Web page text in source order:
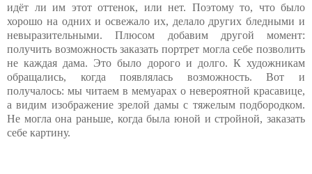
идёт ли им этот оттенок, или нет. Поэтому то, что было
хорошо на одних и освежало их, делало других бледными и
невыразительными. Плюсом добавим другой момент:
получить возможность заказать портрет могла себе позволить
не каждая дама. Это было дорого и долго. К художникам
обращались, когда появлялась возможность. Вот и
получалось: мы читаем в мемуарах о невероятной красавице,
а видим изображение зрелой дамы с тяжелым подбородком.
Не могла она раньше, когда была юной и стройной, заказать
себе картину.